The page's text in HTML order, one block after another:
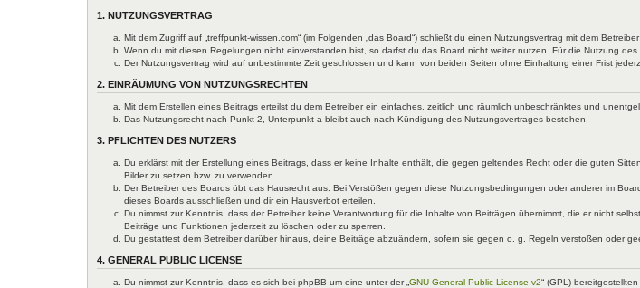
1. NUTZUNGSVERTRAG
Mit dem Zugriff auf „treffpunkt-wissen.com“ (im Folgenden „das Board“) schließt du einen Nutzungsvertrag mit dem
Wenn du mit diesen Regelungen nicht einverstanden bist, so darfst du das Board nicht weiter nutzen. Für die Nutzung
Der Nutzungsvertrag wird auf unbestimmte Zeit geschlossen und kann von beiden Seiten ohne Einhaltung einer Frist
2. EINRÄUMUNG VON NUTZUNGSRECHTEN
Mit dem Erstellen eines Beitrags erteilst du dem Betreiber ein einfaches, zeitlich und räumlich unbeschränktes und
Das Nutzungsrecht nach Punkt 2, Unterpunkt a bleibt auch nach Kündigung des Nutzungsvertrages bestehen.
3. PFLICHTEN DES NUTZERS
Du erklärst mit der Erstellung eines Beitrags, dass er keine Inhalte enthält, die gegen geltendes Recht oder die guten
Bilder zu setzen bzw. zu verwenden.
Der Betreiber des Boards übt das Hausrecht aus. Bei Verstößen gegen diese Nutzungsbedingungen oder anderer im
dieses Boards ausschließen und dir ein Hausverbot erteilen.
Du nimmst zur Kenntnis, dass der Betreiber keine Verantwortung für die Inhalte von Beiträgen übernimmt, die er nicht
Beiträge und Funktionen jederzeit zu löschen oder zu sperren.
Du gestattest dem Betreiber darüber hinaus, deine Beiträge abzuändern, sofern sie gegen o. g. Regeln verstoßen oder
4. GENERAL PUBLIC LICENSE
Du nimmst zur Kenntnis, dass es sich bei phpBB um eine unter der „ GNU General Public License v2“ (GPL)